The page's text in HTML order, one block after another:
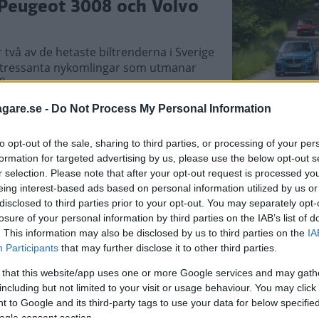
- Do Not Process My Personal Information
opt-out of the sale, sharing to third parties, or processing of your
for targeted advertising by us, please use the below opt-out
selection. Please note that after your opt-out request is processed
interest-based ads based on personal information utilized by us
to third parties prior to your opt-out. You may separately
of your personal information by third parties on the IAB’s list of
This information may also be disclosed by us to third parties on the
Participants that may further disclose it to other third parties.
that this website/app uses one or more Google services and may
but not limited to your visit or usage behaviour. You may
to Google and its third-party tags to use your data for below
3008 och Volvo
av de hetaste biltrenderna i Sverige
nykomlingar som utmanar
Corolla,
bränsleförbrukning, bilekonomi,
och utrustning i de fem
Volkswagen Golf